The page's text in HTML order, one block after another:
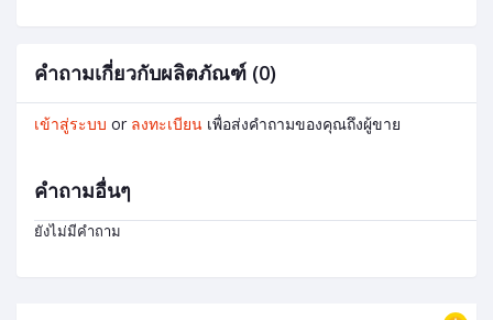
คำถามเกี่ยวกับผลิตภัณฑ์ (0)
เข้าสู่ระบบ or ลงทะเบียน เพื่อส่งคำถามของคุณถึงผู้ขาย
คำถามอื่นๆ
ยังไม่มีคำถาม